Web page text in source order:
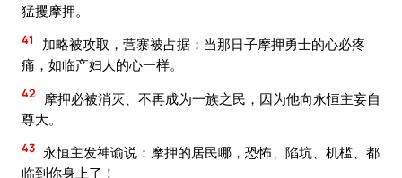
猛攫摩押。
41
加略被攻取，营寨被占据；当那日子摩押勇士的心必疼
痛，如临产妇人的心一样。
42
摩押必被消灭、不再成为一族之民，因为他向永恒主妄自
尊大。
43 永恒主发神谕说：摩押的居民哪，恐怖、陷坑、机槛、都
临到你身上了！